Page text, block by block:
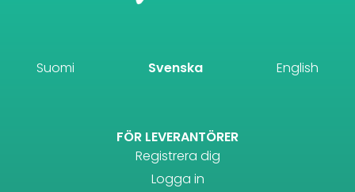
Suomi Svenska English
FÖR LEVERANTÖRER
Registrera dig
Logga in